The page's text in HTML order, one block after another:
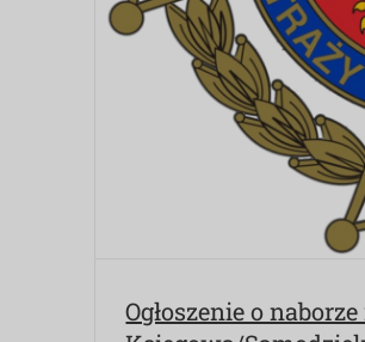
Ogłoszenie o